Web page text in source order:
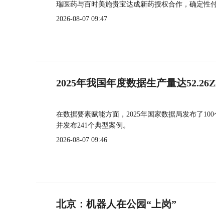
瑞医药与百时美施贵宝达成新药授权合作，确定
2026-08-07 09:47
2025年我国年度数据生产量达
在数据要素赋能方面，2025年国家数据局发布了
并发布241个典型案例。
2026-08-07 09:46
北京：机器人在公园“上岗”